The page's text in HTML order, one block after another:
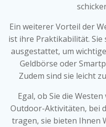
Ein weiterer Vorteil der
ist ihre Praktikabilität.
ausgestattet, um
Geldbörse oder
Zudem sind sie leicht
Egal, ob Sie die
Outdoor-Aktivitäten, bei
tragen, sie bieten Ihnen